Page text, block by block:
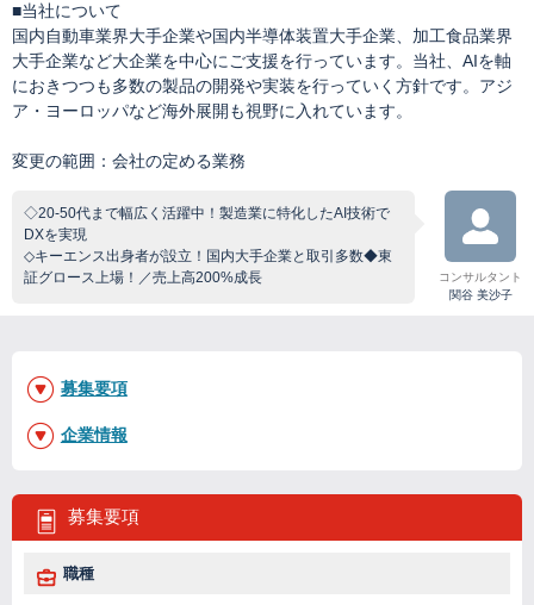
■当社について
国内自動車業界大手企業や国内半導体装置大手企業、加工食品業界
大手企業など大企業を中心にご支援を行っています。当社、AIを軸
におきつつも多数の製品の開発や実装を行っていく方針です。アジ
ア・ヨーロッパなど海外展開も視野に入れています。
変更の範囲：会社の定める業務
◇20-50代まで幅広く活躍中！製造業に特化したAI技術で
DXを実現
◇キーエンス出身者が設立！国内大手企業と取引多数◆東
証グロース上場！／売上高200%成長
コンサルタント
関谷 美沙子
募集要項
職種
募集要項
企業情報